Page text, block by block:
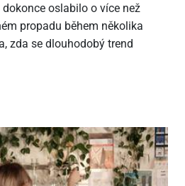
oslabilo o více než
propadu během několika
zda se dlouhodobý trend